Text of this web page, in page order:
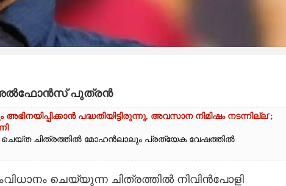
അൽഫോൻസ് പുത്രൻ
പദ്ധതിയിട്ടിരുന്നു,​ അവസാന നിമിഷം നടന്നില്ല';
ചിത്രത്തിൽ മോഹൻലാലും പ്രത്യേക വേഷത്തിൽ
ചെയ്യുന്ന ചിത്രത്തിൽ നിവിൻപോളി